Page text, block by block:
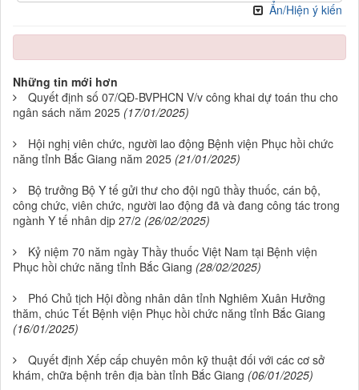
Ẩn/Hiện ý kiến
Những tin mới hơn
Quyết định số 07/QĐ-BVPHCN V/v công khai dự toán thu cho
ngân sách năm 2025 (17/01/2025)
Hội nghị viên chức, người lao động Bệnh viện Phục hồi chức
năng tỉnh Bắc Giang năm 2025 (21/01/2025)
Bộ trưởng Bộ Y tế gửi thư cho đội ngũ thầy thuốc, cán bộ,
công chức, viên chức, người lao động đã và đang công tác trong
ngành Y tế nhân dịp 27/2 (26/02/2025)
Kỷ niệm 70 năm ngày Thầy thuốc Việt Nam tại Bệnh viện
Phục hồi chức năng tỉnh Bắc Giang (28/02/2025)
Phó Chủ tịch Hội đồng nhân dân tỉnh Nghiêm Xuân Hưởng
thăm, chúc Tết Bệnh viện Phục hồi chức năng tỉnh Bắc Giang
(16/01/2025)
Quyết định Xếp cấp chuyên môn kỹ thuật đối với các cơ sở
khám, chữa bệnh trên địa bàn tỉnh Bắc Giang (06/01/2025)